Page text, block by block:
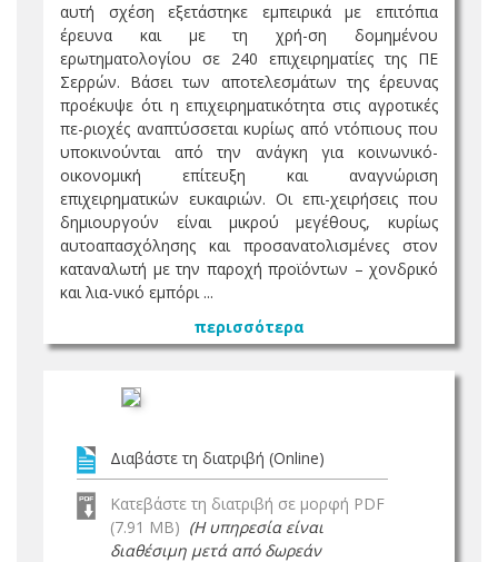
αυτή σχέση εξετάστηκε εμπειρικά με επιτόπια
έρευνα και με τη χρή-ση δομημένου
ερωτηματολογίου σε 240 επιχειρηματίες της ΠΕ
Σερρών. Βάσει των αποτελεσμάτων της έρευνας
προέκυψε ότι η επιχειρηματικότητα στις αγροτικές
πε-ριοχές αναπτύσσεται κυρίως από ντόπιους που
υποκινούνται από την ανάγκη για κοινωνικό-
οικονομική επίτευξη και αναγνώριση
επιχειρηματικών ευκαιριών. Οι επι-χειρήσεις που
δημιουργούν είναι μικρού μεγέθους, κυρίως
αυτοαπασχόλησης και προσανατολισμένες στον
καταναλωτή με την παροχή προϊόντων – χονδρικό
και λια-νικό εμπόρι ...
περισσότερα
Διαβάστε τη διατριβή (Online)
Κατεβάστε τη διατριβή σε μορφή PDF
(7.91 MB) (Η υπηρεσία είναι
διαθέσιμη μετά από δωρεάν